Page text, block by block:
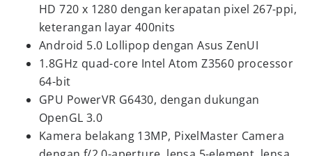
HD 720 x 1280 dengan kerapatan pixel 267-ppi,
keterangan layar 400nits
Android 5.0 Lollipop dengan Asus ZenUI
1.8GHz quad-core Intel Atom Z3560 processor
64-bit
GPU PowerVR G6430, dengan dukungan
OpenGL 3.0
Kamera belakang 13MP, PixelMaster Camera